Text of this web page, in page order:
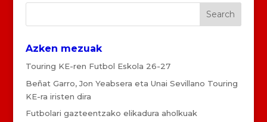
Azken mezuak
Touring KE-ren Futbol Eskola 26-27
Beñat Garro, Jon Yeabsera eta Unai Sevillano Touring
KE-ra iristen dira
Futbolari gazteentzako elikadura aholkuak